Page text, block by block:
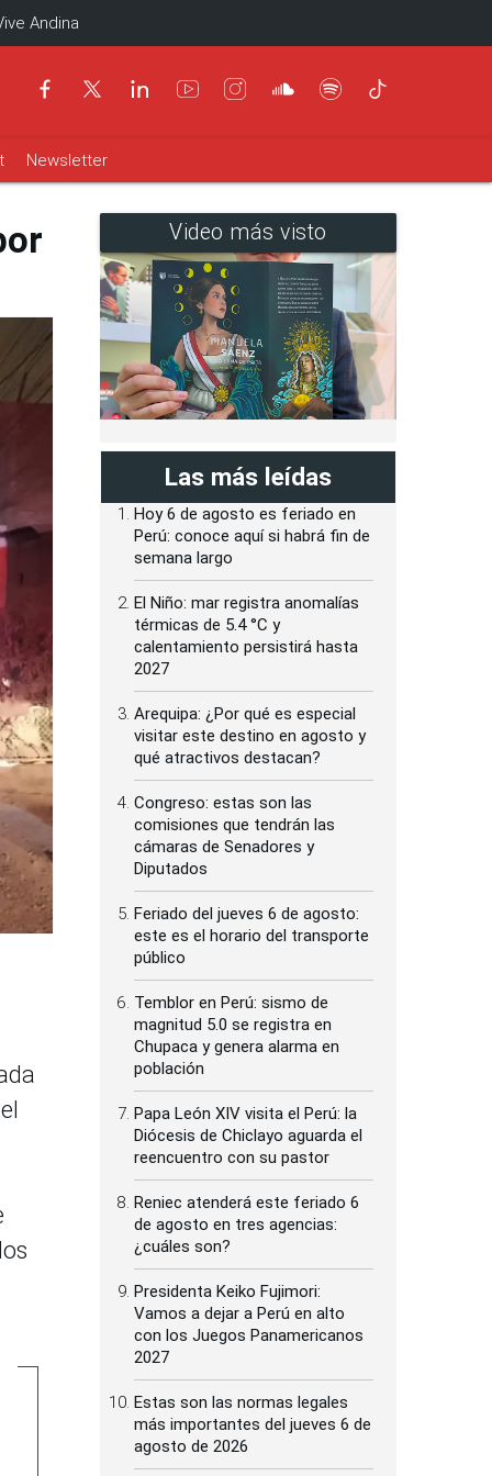
Andina
Newsletter
Video más visto
Las más leídas
Hoy 6 de agosto es feriado en
Perú: conoce aquí si habrá fin de
semana largo
El Niño: mar registra anomalías
térmicas de 5.4 °C y
calentamiento persistirá hasta
2027
Arequipa: ¿Por qué es especial
visitar este destino en agosto y
qué atractivos destacan?
Congreso: estas son las
comisiones que tendrán las
cámaras de Senadores y
Diputados
Feriado del jueves 6 de agosto:
este es el horario del transporte
público
Temblor en Perú: sismo de
magnitud 5.0 se registra en
Chupaca y genera alarma en
población
Papa León XIV visita el Perú: la
Diócesis de Chiclayo aguarda el
reencuentro con su pastor
Reniec atenderá este feriado 6
de agosto en tres agencias:
¿cuáles son?
Presidenta Keiko Fujimori:
Vamos a dejar a Perú en alto
con los Juegos Panamericanos
2027
Estas son las normas legales
más importantes del jueves 6 de
agosto de 2026